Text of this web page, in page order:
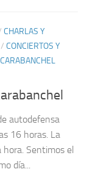
CHARLAS Y
/ CONCIERTOS Y
autodefensa
16 horas. La
Sentimos el
día...